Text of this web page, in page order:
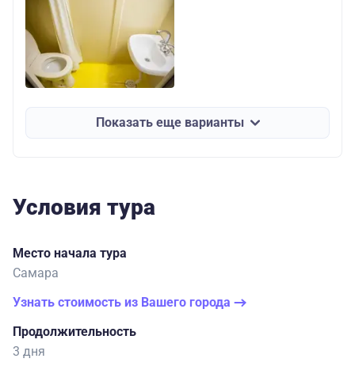
Показать еще варианты
Условия тура
Место начала тура
Самара
Узнать стоимость из Вашего города
Продолжительность
3 дня